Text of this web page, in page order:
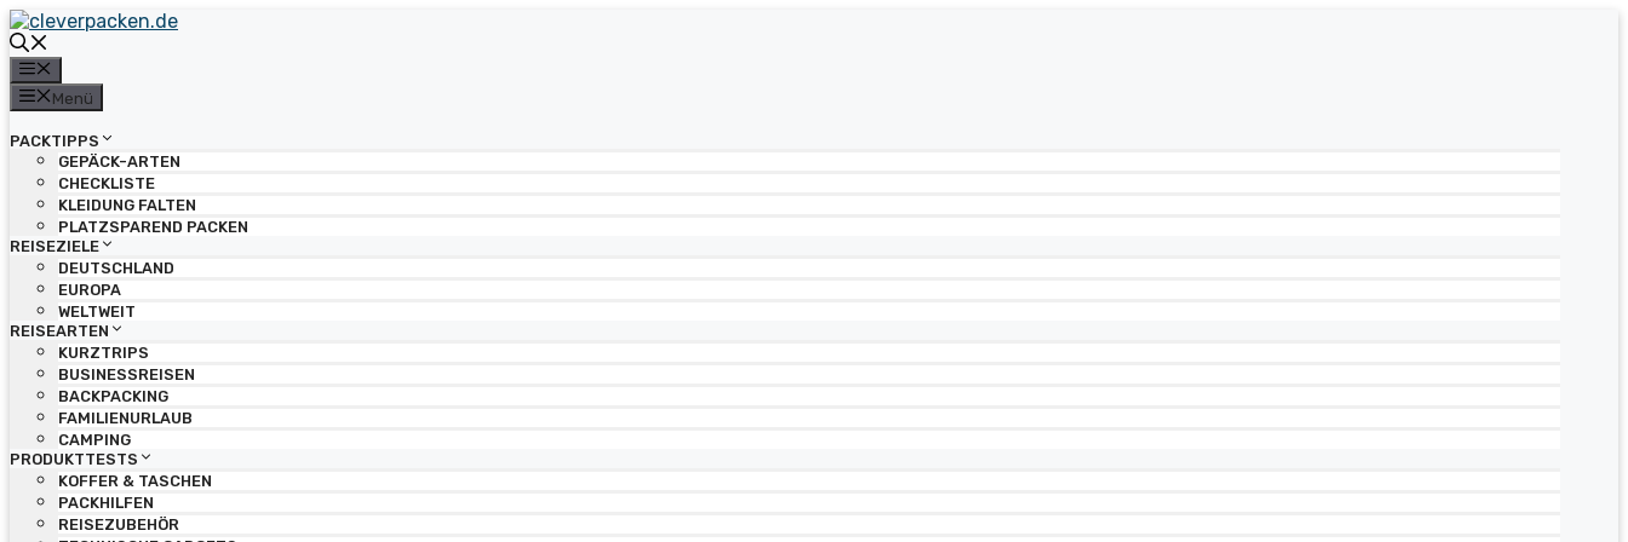
Zum
Inhalt
springen
Menü
PACKTIPPS
GEPÄCK-ARTEN
CHECKLISTE
KLEIDUNG FALTEN
PLATZSPAREND PACKEN
REISEZIELE
DEUTSCHLAND
EUROPA
WELTWEIT
REISEARTEN
KURZTRIPS
BUSINESSREISEN
BACKPACKING
FAMILIENURLAUB
CAMPING
PRODUKTTESTS
KOFFER & TASCHEN
PACKHILFEN
REISEZUBEHÖR